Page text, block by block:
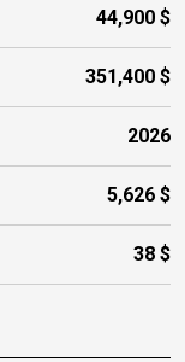
44,900 $
351,400 $
2026
5,626 $
38 $